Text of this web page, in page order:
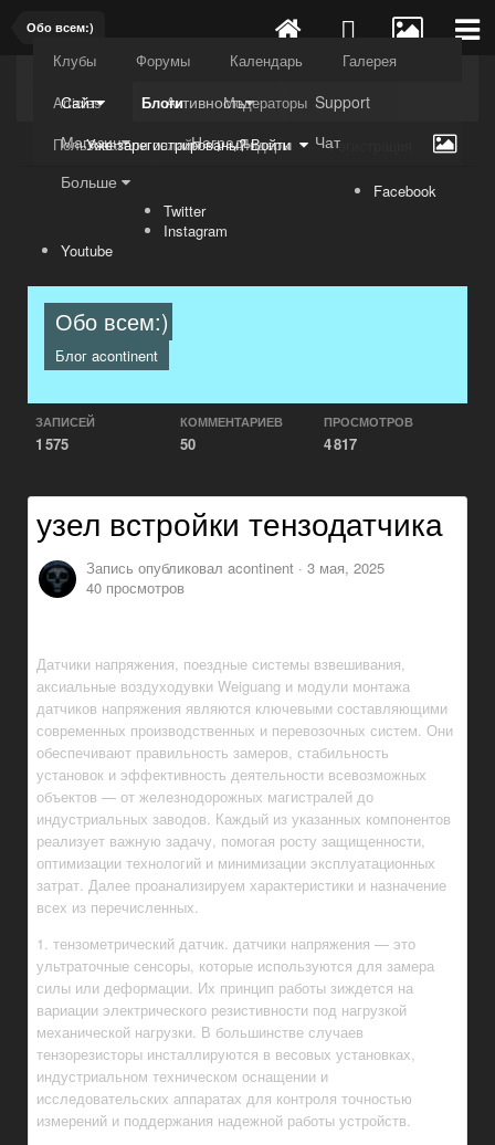
Обо всем:)
Kuli4kam.net Дружный форум
Сайт
Клубы Форумы Календарь
Галерея
Articles
Блоги
Модераторы
Пользователи онлайн
Лидеры
Активность
Support
Магазин
Награды
Чат
Больше
Уже зарегистрированы? Войти Регистрация
Facebook
Twitter
Instagram
Youtube
Обо всем:)
Блог acontinent
ЗАПИСЕЙ
1 575
КОММЕНТАРИЕВ
50
ПРОСМОТРОВ
4 817
узел встройки тензодатчика
Запись опубликовал acontinent · 3 мая, 2025
40 просмотров
Датчики напряжения, поездные системы взвешивания,
аксиальные воздуходувки Weiguang и модули монтажа
датчиков напряжения являются ключевыми составляющими
современных производственных и перевозочных систем. Они
обеспечивают правильность замеров, стабильность
установок и эффективность деятельности всевозможных
объектов — от железнодорожных магистралей до
индустриальных заводов. Каждый из указанных компонентов
реализует важную задачу, помогая росту защищенности,
оптимизации технологий и минимизации эксплуатационных
затрат. Далее проанализируем характеристики и назначение
всех из перечисленных.
1. тензометрический датчик. датчики напряжения — это
ультраточные сенсоры, которые используются для замера
силы или деформации. Их принцип работы зиждется на
вариации электрического резистивности под нагрузкой
механической нагрузки. В большинстве случаев
тензорезисторы инсталлируются в весовых установках,
индустриальном техническом оснащении и
исследовательских аппаратах для контроля точностью
измерений и поддержания надежной работы устройств.